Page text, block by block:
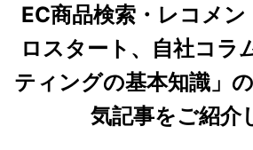
EC商品検索・レコメ
ロスタート、自社コラ
ティングの基本知識」
気記事をご紹介